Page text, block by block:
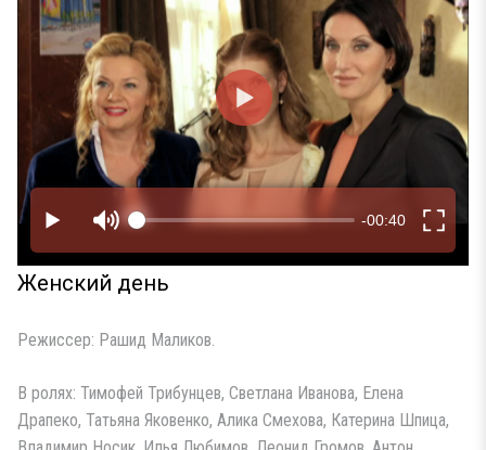
Женский день
Режиссер: Рашид Маликов.
В ролях: Тимофей Трибунцев, Светлана Иванова, Елена
Драпеко, Татьяна Яковенко, Алика Смехова, Катерина Шпица,